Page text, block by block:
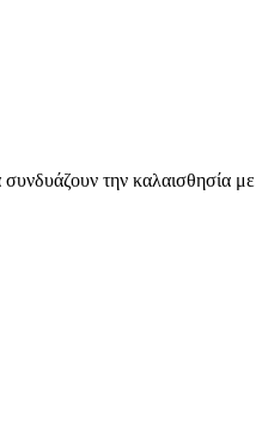
την καλαισθησία με